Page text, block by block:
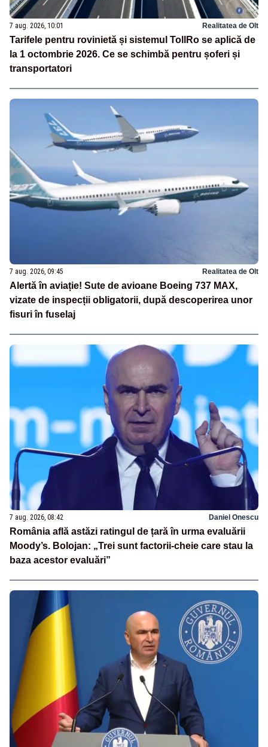
7 aug. 2026, 10:01 Realitatea de Olt
Tarifele pentru rovinietă și sistemul TollRo se aplică de
la 1 octombrie 2026. Ce se schimbă pentru șoferi și
transportatori
7 aug. 2026, 09:45 Realitatea de Olt
Alertă în aviație! Sute de avioane Boeing 737 MAX,
vizate de inspecții obligatorii, după descoperirea unor
fisuri în fuselaj
7 aug. 2026, 08:42 Daniel Onescu
România află astăzi ratingul de țară în urma evaluării
Moody’s. Bolojan: „Trei sunt factorii-cheie care stau la
baza acestor evaluări”